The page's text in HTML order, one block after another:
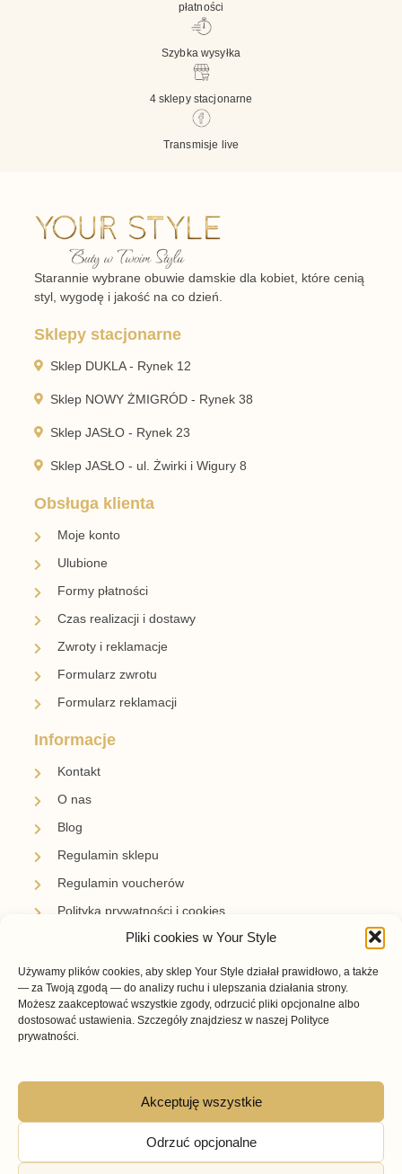
Pliki cookies w Your Style
Używamy plików cookies, aby sklep Your Style działał prawidłowo, a także
— za Twoją zgodą — do analizy ruchu i ulepszania działania strony.
Możesz zaakceptować wszystkie zgody, odrzucić pliki opcjonalne albo
dostosować ustawienia. Szczegóły znajdziesz w naszej Polityce
prywatności.
Akceptuję wszystkie
Odrzuć opcjonalne
płatności
Szybka wysyłka
4 sklepy stacjonarne
Transmisje live
Starannie wybrane obuwie damskie dla kobiet, które cenią
styl, wygodę i jakość na co dzień.
Sklepy stacjonarne
Sklep DUKLA - Rynek 12
Sklep NOWY ŻMIGRÓD - Rynek 38
Sklep JASŁO - Rynek 23
Sklep JASŁO - ul. Żwirki i Wigury 8
Obsługa klienta
Moje konto
Ulubione
Formy płatności
Czas realizacji i dostawy
Zwroty i reklamacje
Formularz zwrotu
Formularz reklamacji
Informacje
Kontakt
O nas
Blog
Regulamin sklepu
Regulamin voucherów
Polityka prywatności i cookies
Zapisz się i bądź z nami na bieżąco.
Otrzymuj informacje o nowościach, promocjach i
inspiracjach przygotowanych przez Your Style.
Subskrybuję →